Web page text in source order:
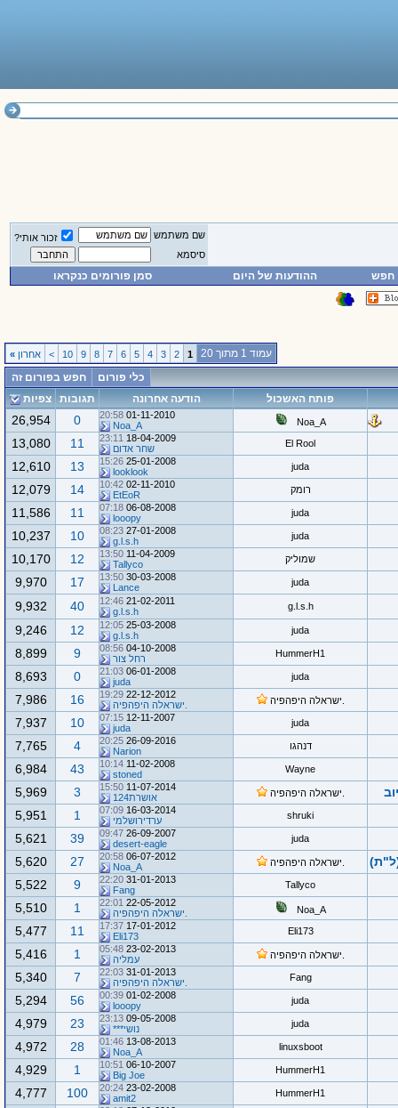
שם משתמש
זכור אותי?
סיסמא
חפש ההודעות של היום סמן פורומים כנקראו
עמוד 1 מתוך 20 1
2
3
4
5
6
7
8
9
10
> אחרון »
כלי פורום
חפש בפורום זה
פותח האשכול
הודעה אחרונה תגובות צפיות
Noa_A
01-11-2010
20:58
Noa_A
0
26,954
El Rool
18-04-2009
23:11
שחר אדום
11
13,080
juda
25-01-2008
15:26
looklook
13
12,610
רומק 02-11-2010
10:42
EtEoR
14
12,079
juda
06-08-2008
07:18
looopy
11
11,586
juda
27-01-2008
08:23
g.l.s.h
10
10,237
שמוליק 11-04-2009
13:50
Tallyco
12
10,170
juda
30-03-2008
13:50
Lance
17
9,970
g.l.s.h
21-02-2011
12:46
g.l.s.h
40
9,932
juda
25-03-2008
12:05
g.l.s.h
12
9,246
HummerH1
04-10-2008
08:56
רחל צור
9
8,899
juda
06-01-2008
21:03
juda
0
8,693
.ישראלה היפהפיה
22-12-2012
19:29
.ישראלה היפהפיה
16
7,986
juda
12-11-2007
07:15
juda
10
7,937
דנהגו 26-09-2016
20:25
Narion
4
7,765
Wayne
11-02-2008
10:14
stoned
43
6,984
.ישראלה היפהפיה
11-07-2014
15:50
אושרת124
3
5,969
shruki
16-03-2014
07:09
ערדירושלמי
1
5,951
juda
26-09-2007
09:47
desert-eagle
39
5,621
.ישראלה היפהפיה
06-07-2012
20:58
Noa_A
27
5,620
Tallyco
31-01-2013
22:20
Fang
9
5,522
Noa_A
22-05-2012
22:01
.ישראלה היפהפיה
1
5,510
Eli173
17-01-2012
17:37
Eli173
11
5,477
.ישראלה היפהפיה
23-02-2013
05:48
עמליה
1
5,416
Fang
31-01-2013
22:03
.ישראלה היפהפיה
7
5,340
juda
01-02-2008
00:39
looopy
56
5,294
juda
09-05-2008
23:13
נושי***
23
4,979
linuxsboot
13-08-2013
01:46
Noa_A
28
4,972
HummerH1
06-10-2007
10:51
Big Joe
1
4,929
HummerH1
23-02-2008
20:24
amit2
100
4,777